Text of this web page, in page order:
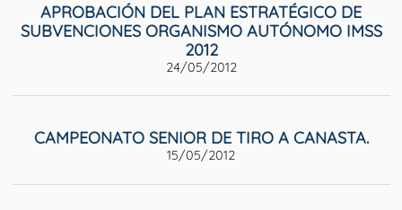
APROBACIÓN DEL PLAN ESTRATÉGICO DE
SUBVENCIONES ORGANISMO AUTÓNOMO IMSS
2012
24/05/2012
CAMPEONATO SENIOR DE TIRO A CANASTA.
15/05/2012